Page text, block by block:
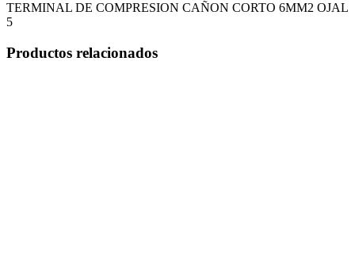
TERMINAL DE COMPRESION CAÑON CORTO 6MM2 OJAL
5
Productos relacionados